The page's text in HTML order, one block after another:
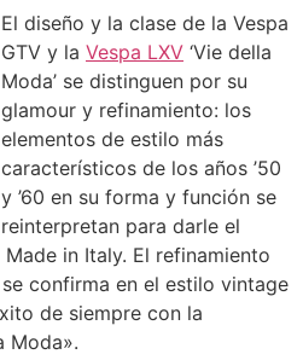
El diseño y la clase de la Vespa
GTV y la Vespa LXV ‘Vie della
Moda’ se distinguen por su
glamour y refinamiento: los
elementos de estilo más
característicos de los años ’50
y ’60 en su forma y función se
reinterpretan para darle el
in Italy. El refinamiento
confirma en el estilo vintage
de siempre con la
Moda».